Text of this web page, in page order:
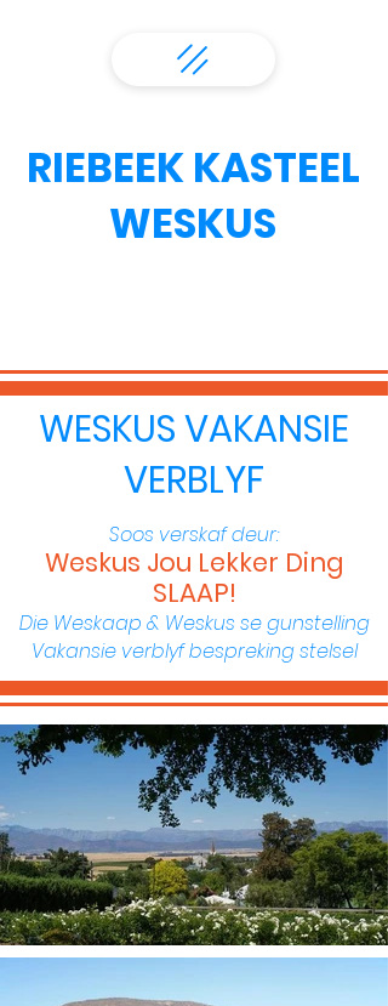
RIEBEEK KASTEEL
WESKUS
WESKUS VAKANSIE
VERBLYF
Soos verskaf deur:
Weskus Jou Lekker Ding
SLAAP!
Die Weskaap & Weskus se gunstelling
Vakansie verblyf bespreking stelsel